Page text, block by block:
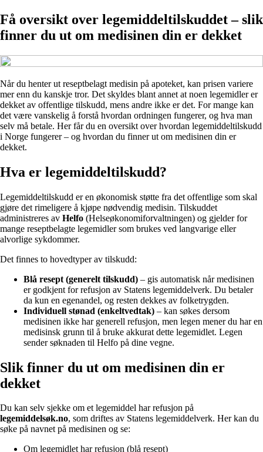
Få oversikt over legemiddeltilskuddet – slik
finner du ut om medisinen din er dekket
Når du henter ut reseptbelagt medisin på apoteket, kan prisen variere
mer enn du kanskje tror. Det skyldes blant annet at noen legemidler er
dekket av offentlige tilskudd, mens andre ikke er det. For mange kan
det være vanskelig å forstå hvordan ordningen fungerer, og hva man
selv må betale. Her får du en oversikt over hvordan legemiddeltilskudd
i Norge fungerer – og hvordan du finner ut om medisinen din er
dekket.
Hva er legemiddeltilskudd?
Legemiddeltilskudd er en økonomisk støtte fra det offentlige som skal
gjøre det rimeligere å kjøpe nødvendig medisin. Tilskuddet
administreres av Helfo (Helseøkonomiforvaltningen) og gjelder for
mange reseptbelagte legemidler som brukes ved langvarige eller
alvorlige sykdommer.
Det finnes to hovedtyper av tilskudd:
Blå resept (generelt tilskudd) – gis automatisk når medisinen
er godkjent for refusjon av Statens legemiddelverk. Du betaler
da kun en egenandel, og resten dekkes av folketrygden.
Individuell stønad (enkeltvedtak) – kan søkes dersom
medisinen ikke har generell refusjon, men legen mener du har en
medisinsk grunn til å bruke akkurat dette legemidlet. Legen
sender søknaden til Helfo på dine vegne.
Slik finner du ut om medisinen din er
dekket
Du kan selv sjekke om et legemiddel har refusjon på
legemiddelsøk.no, som driftes av Statens legemiddelverk. Her kan du
søke på navnet på medisinen og se:
Om legemidlet har refusjon (blå resept)